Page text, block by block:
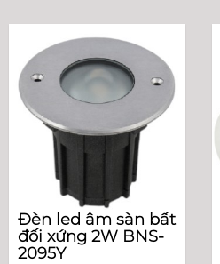
Đèn led âm sàn bất
đối xứng 2W BNS-
2095Y